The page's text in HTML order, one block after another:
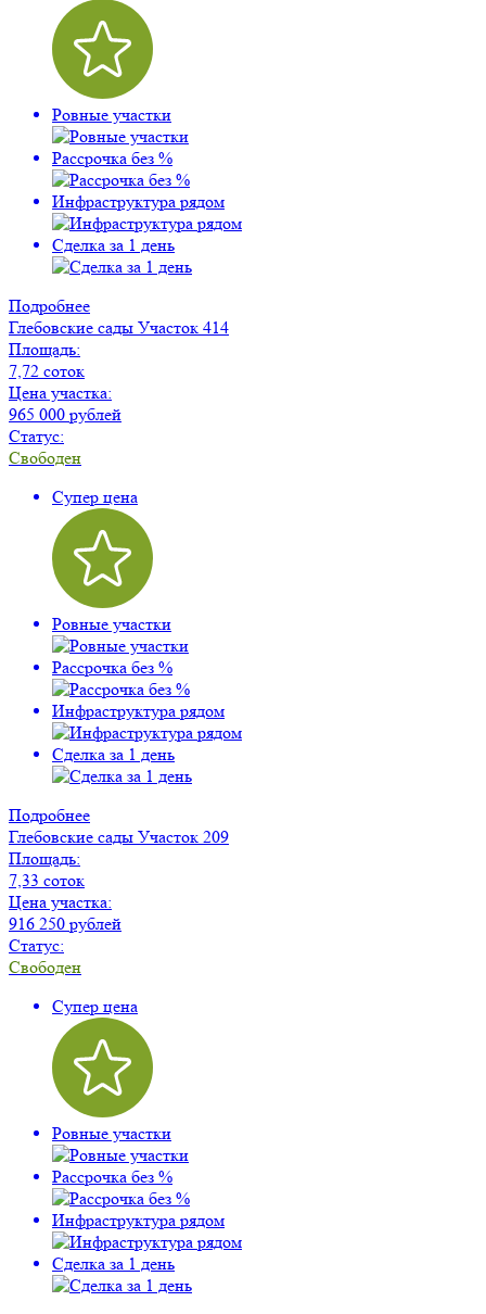
Ровные участки
Рассрочка без %
Инфраструктура рядом
Сделка за 1 день
Подробнее
Глебовские сады Участок 414
Площадь:
7,72 соток
Цена участка:
965 000 рублей
Статус:
Свободен
Супер цена
Ровные участки
Рассрочка без %
Инфраструктура рядом
Сделка за 1 день
Подробнее
Глебовские сады Участок 209
Площадь:
7,33 соток
Цена участка:
916 250 рублей
Статус:
Свободен
Супер цена
Ровные участки
Рассрочка без %
Инфраструктура рядом
Сделка за 1 день